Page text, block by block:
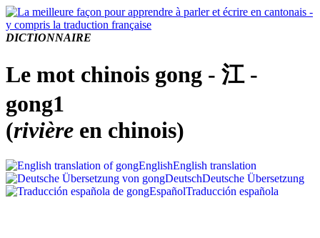
DICTIONNAIRE
Le mot chinois gong - 江 -
gong1
(rivière en chinois)
EnglishEnglish translation
DeutschDeutsche Übersetzung
EspañolTraducción española